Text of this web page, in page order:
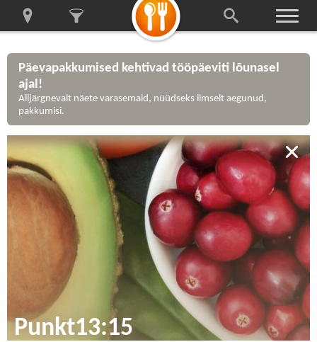
Päevapakkumised kehtivad tööpäeviti lõunasel
ajal!
Alljärgnevalt näete varasemaid, nüüdseks ilmselt aegunud,
pakkumisi.
Punkt13:15